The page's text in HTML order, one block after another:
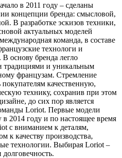
в 2011 году – сделаны
концепции бренда: смысловой,
В разработке эскизов техники,
актуальных моделей
команда, в составе
технологи и
основу бренда легло
традициями и уникальным
французам. Стремление
покупателям качественную,
технику, сохранив при этом
до сих пор является
Loriot. Первые модели
2014 году и по настоящее время
с вниманием к деталям,
к качеству производства,
технологии. Выбирая Loriot –